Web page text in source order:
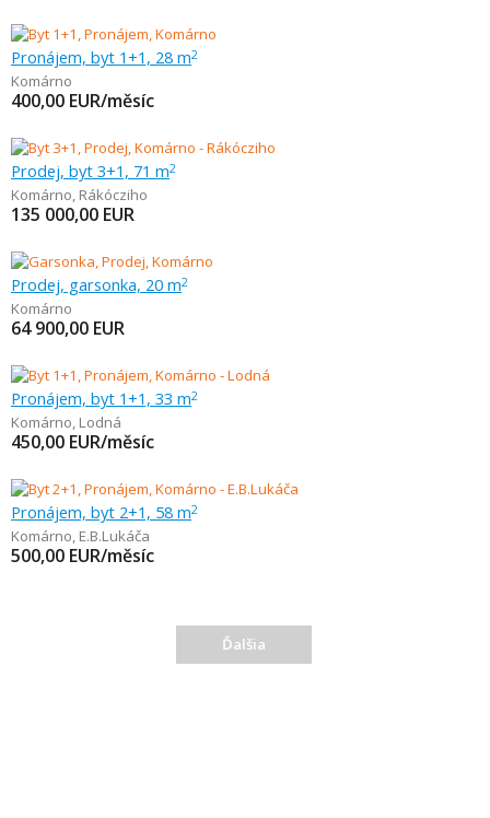
Pronájem, byt 1+1, 28 m2
Komárno
400,00 EUR/měsíc
Prodej, byt 3+1, 71 m2
Komárno, Rákócziho
135 000,00 EUR
Prodej, garsonka, 20 m2
Komárno
64 900,00 EUR
Pronájem, byt 1+1, 33 m2
Komárno, Lodná
450,00 EUR/měsíc
Pronájem, byt 2+1, 58 m2
Komárno, E.B.Lukáča
500,00 EUR/měsíc
Ďalšia